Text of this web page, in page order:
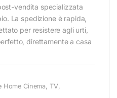
vendita specializzata
La spedizione è rapida,
per resistere agli urti,
direttamente a casa
Home Cinema TV